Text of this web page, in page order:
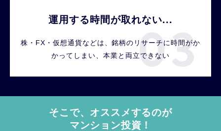
運用する時間が取れない...
株・FX・仮想通貨などは、銘柄のリサーチに時間がか
かってしまい、本業と両立できない
そこで、オススメするのが
マンション投資！